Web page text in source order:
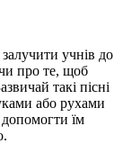
учнів до
про те, щоб
такі пісні
або рухами
їм